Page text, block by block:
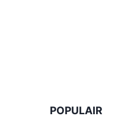
gekozenPOPULAIR